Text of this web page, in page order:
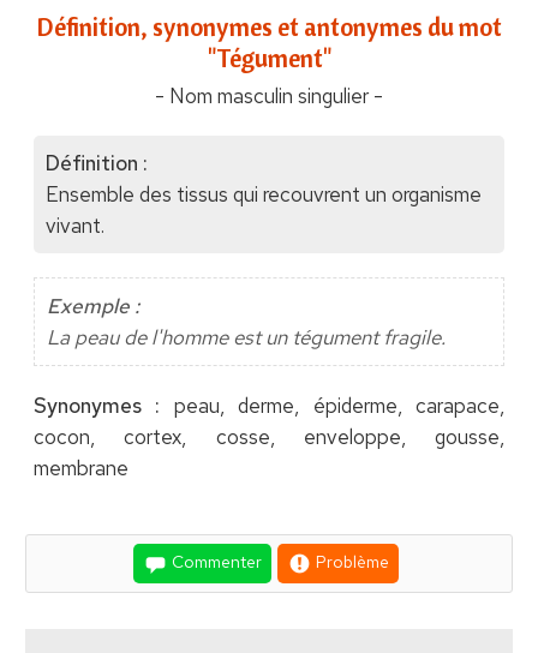
Définition, synonymes et antonymes du mot
"Tégument"
- Nom masculin singulier -
Définition :
Ensemble des tissus qui recouvrent un organisme
vivant.
Exemple :
La peau de l'homme est un tégument fragile.
Synonymes : peau, derme, épiderme, carapace,
cocon, cortex, cosse, enveloppe, gousse,
membrane
Commenter Problème